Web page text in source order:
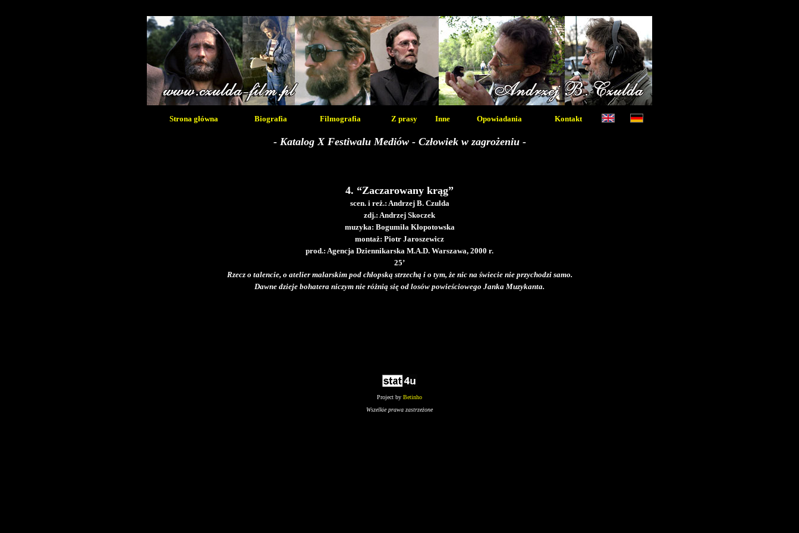
Strona główna Biografia Filmografia Z prasy Inne Opowiadania Kontakt
- Katalog X Festiwalu Mediów - Człowiek w zagrożeniu -
4. “Zaczarowany krąg”
scen. i reż.: Andrzej B. Czulda
zdj.: Andrzej Skoczek
muzyka: Bogumiła Kłopotowska
montaż: Piotr Jaroszewicz
prod.: Agencja Dziennikarska M.A.D. Warszawa, 2000 r.
25’
Rzecz o talencie, o atelier malarskim pod chłopską strzechą i o tym, że nic na świecie nie przychodzi samo.
Dawne dzieje bohatera niczym nie różnią się od losów powieściowego Janka Muzykanta.
Project by Betinho
Wszelkie prawa zastrzeżone